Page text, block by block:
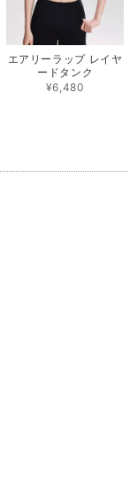
エアリーラップ レイヤ
ードタンク
¥6,480